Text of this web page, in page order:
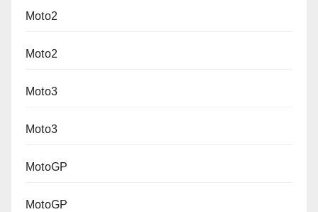
Moto2
Moto2
Moto3
Moto3
MotoGP
MotoGP